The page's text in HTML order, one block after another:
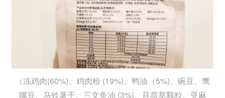
（冻鸡肉(60%)、鸡肉粉 (19%)、鸭油（5%)、碗豆、鹰
嘴豆、马铃薯干、三文鱼油 (3%)、苜蓿草颗粒、亚麻